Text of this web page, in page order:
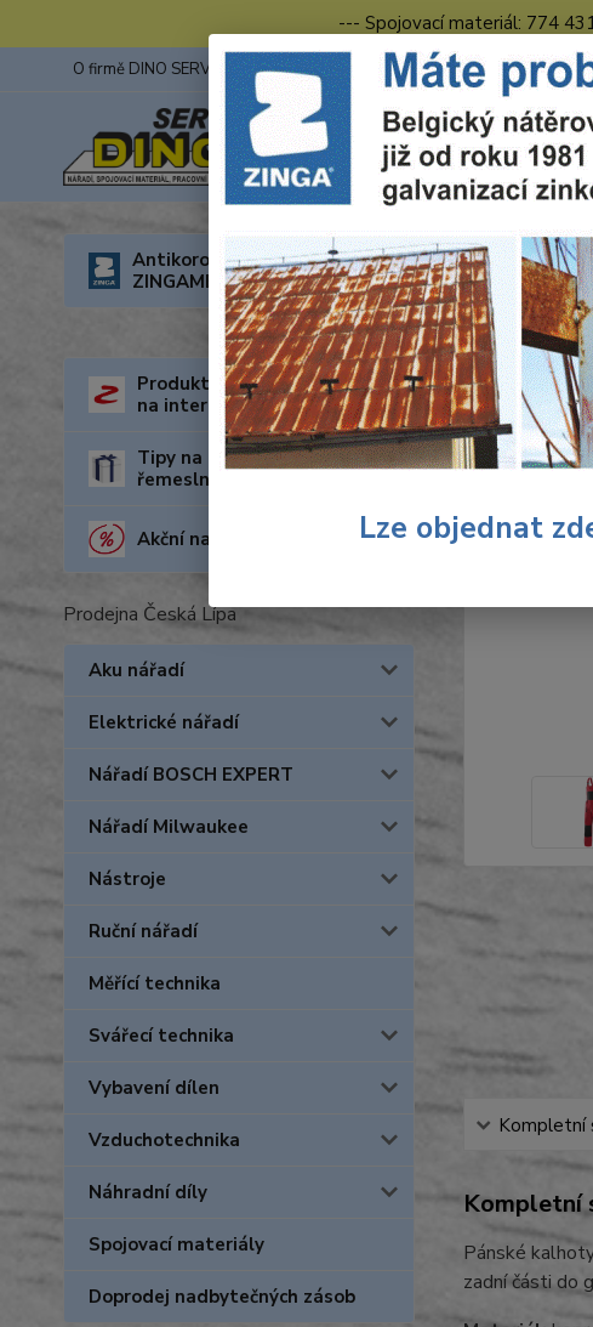
--- Spojovací materiál: 774
O firmě DINO SERVIS s.r.o. ZINGA Fotogalerie z výstav
Antikorozní nátěry
ZINGAMETALL
Produkty za nejnižší cenu
na internetu
Tipy na dárky pro kutily a
řemeslníky
Akční nabídka
Prodejna Česká Lípa
Aku nářadí
Elektrické nářadí
Nářadí BOSCH EXPERT
Nářadí Milwaukee
Nástroje
Ruční nářadí
Měřící technika
Svářecí technika
Vybavení dílen
Vzduchotechnika
Náhradní díly
Spojovací materiály
Doprodej nadbytečných zásob
Úvod
Kompletní
Kompletní
Pánské
zadní části do
Lze objednat